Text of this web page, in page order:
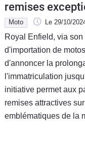
remises
Moto Le 29/10/
Royal Enfield, via
d'importation de
d'annoncer la
l'immatriculation
initiative permet aux
remises attractives
emblématiques de la